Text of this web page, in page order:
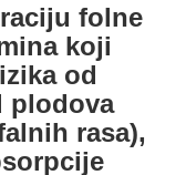
folne
koji
od
plodova
rasa),